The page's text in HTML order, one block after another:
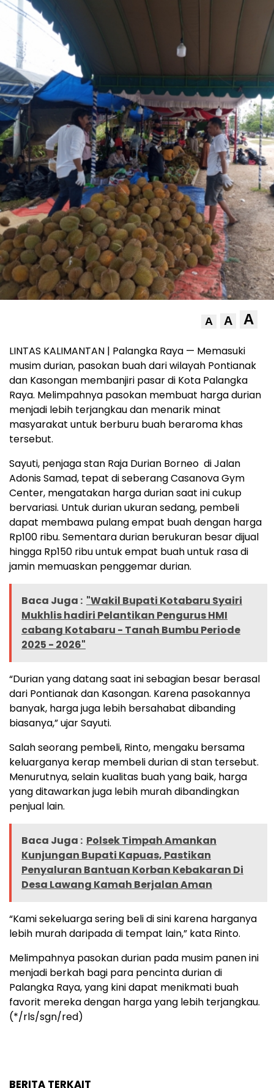
A A A
LINTAS KALIMANTAN | Palangka Raya — Memasuki
musim durian, pasokan buah dari wilayah Pontianak
dan Kasongan membanjiri pasar di Kota Palangka
Raya. Melimpahnya pasokan membuat harga durian
menjadi lebih terjangkau dan menarik minat
masyarakat untuk berburu buah beraroma khas
tersebut.
Sayuti, penjaga stan Raja Durian Borneo di Jalan
Adonis Samad, tepat di seberang Casanova Gym
Center, mengatakan harga durian saat ini cukup
bervariasi. Untuk durian ukuran sedang, pembeli
dapat membawa pulang empat buah dengan harga
Rp100 ribu. Sementara durian berukuran besar dijual
hingga Rp150 ribu untuk empat buah untuk rasa di
jamin memuaskan penggemar durian.
Baca Juga : "Wakil Bupati Kotabaru Syairi
Mukhlis hadiri Pelantikan Pengurus HMI
cabang Kotabaru - Tanah Bumbu Periode
2025 - 2026"
“Durian yang datang saat ini sebagian besar berasal
dari Pontianak dan Kasongan. Karena pasokannya
banyak, harga juga lebih bersahabat dibanding
biasanya,” ujar Sayuti.
Salah seorang pembeli, Rinto, mengaku bersama
keluarganya kerap membeli durian di stan tersebut.
Menurutnya, selain kualitas buah yang baik, harga
yang ditawarkan juga lebih murah dibandingkan
penjual lain.
Baca Juga : Polsek Timpah Amankan
Kunjungan Bupati Kapuas, Pastikan
Penyaluran Bantuan Korban Kebakaran Di
Desa Lawang Kamah Berjalan Aman
“Kami sekeluarga sering beli di sini karena harganya
lebih murah daripada di tempat lain,” kata Rinto.
Melimpahnya pasokan durian pada musim panen ini
menjadi berkah bagi para pencinta durian di
Palangka Raya, yang kini dapat menikmati buah
favorit mereka dengan harga yang lebih terjangkau.
(*/rls/sgn/red)
BERITA TERKAIT